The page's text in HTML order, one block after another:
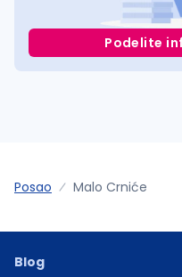
Podelite
Posao Malo Crniće
Blog